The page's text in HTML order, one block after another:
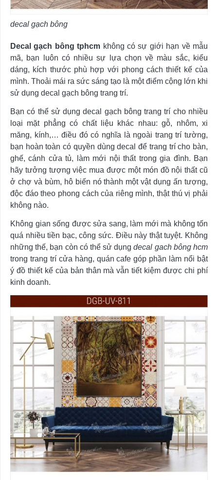
decal gạch bông
Decal gạch bông tphcm không có sự giới hạn về mẫu
mã, bạn luôn có nhiều sự lựa chọn về màu sắc, kiểu
dáng, kích thước phù hợp với phong cách thiết kế của
mình. Thoải mái ra sức sáng tạo là một điểm cộng lớn khi
sử dụng decal gạch bông trang trí.
Bạn có thể sử dụng decal gạch bông trang trí cho nhiều
loại mặt phẳng có chất liệu khác nhau: gỗ, nhôm, xi
măng, kính,… điều đó có nghĩa là ngoài trang trí tường,
bạn hoàn toàn có quyền dùng decal để trang trí cho bàn,
ghế, cánh cửa tủ, làm mới nội thất trong gia đình. Bạn
hãy tưởng tượng việc mua được một món đồ nội thất cũ
ở chợ và bùm, hô biến nó thành một vật dụng ấn tượng,
độc đáo theo phong cách của riêng mình, thật thú vị phải
không nào.
Không gian sống được sửa sang, làm mới mà không tốn
quá nhiều tiền bạc, công sức. Điều này thật tuyệt. Không
những thế, bạn còn có thể sử dụngdecal gach bông hcm
trong trang trí cửa hàng, quán cafe góp phần làm nổi bật
ý đồ thiết kế của bản thân mà vẫn tiết kiệm được chi phí
kinh doanh.